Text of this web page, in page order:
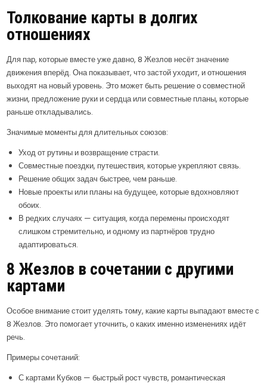
Толкование карты в долгих
отношениях
Для пар, которые вместе уже давно, 8 Жезлов несёт значение
движения вперёд. Она показывает, что застой уходит, и отношения
выходят на новый уровень. Это может быть решение о совместной
жизни, предложение руки и сердца или совместные планы, которые
раньше откладывались.
Значимые моменты для длительных союзов:
Уход от рутины и возвращение страсти.
Совместные поездки, путешествия, которые укрепляют связь.
Решение общих задач быстрее, чем раньше.
Новые проекты или планы на будущее, которые вдохновляют
обоих.
В редких случаях — ситуация, когда перемены происходят
слишком стремительно, и одному из партнёров трудно
адаптироваться.
8 Жезлов в сочетании с другими
картами
Особое внимание стоит уделять тому, какие карты выпадают вместе с
8 Жезлов. Это помогает уточнить, о каких именно изменениях идёт
речь.
Примеры сочетаний:
С картами Кубков — быстрый рост чувств, романтическая